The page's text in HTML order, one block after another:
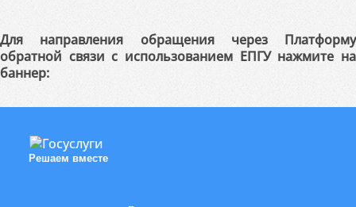
Для направления обращения через Платформу
обратной связи с использованием ЕПГУ нажмите на
баннер:
Решаем вместе